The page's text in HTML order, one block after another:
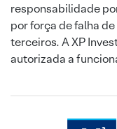
responsabilidade
por força de falha
terceiros. A XP
autorizada a